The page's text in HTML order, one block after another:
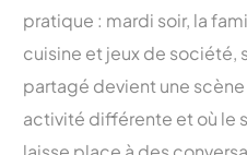
pratique : mardi soir, la
cuisine et jeux de société,
partagé devient une
activité différente et où le